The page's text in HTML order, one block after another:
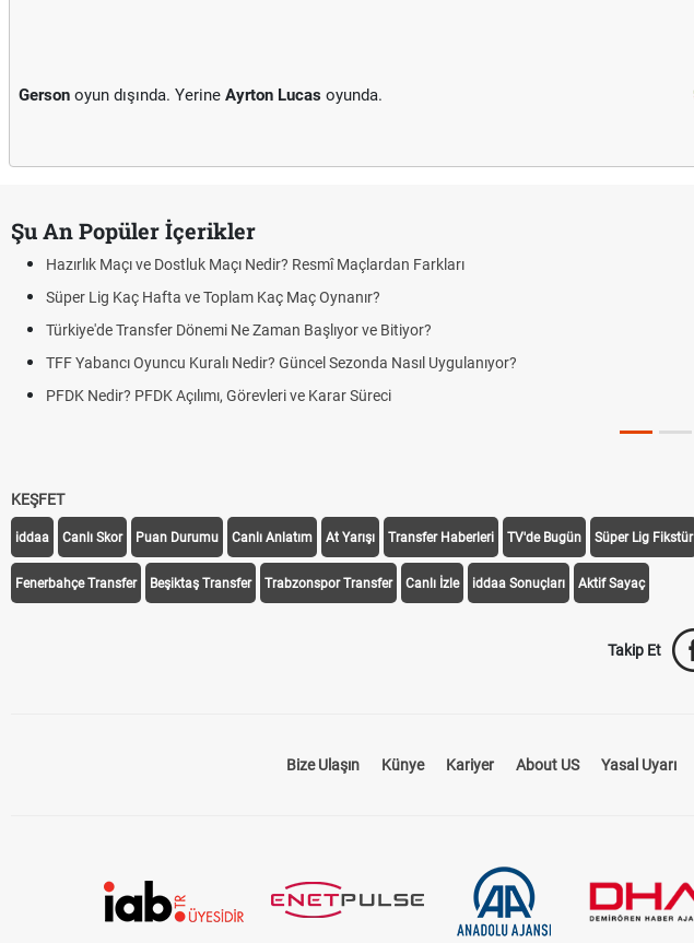
Gerson oyun dışında. Yerine Ayrton Lucas oyunda.
Şu An Popüler İçerikler
Hazırlık Maçı ve Dostluk Maçı Nedir? Resmî Maçlardan Farkları
Süper Lig Kaç Hafta ve Toplam Kaç Maç Oynanır?
Türkiye'de Transfer Dönemi Ne Zaman Başlıyor ve Bitiyor?
TFF Yabancı Oyuncu Kuralı Nedir? Güncel Sezonda Nasıl Uygulanıyor?
PFDK Nedir? PFDK Açılımı, Görevleri ve Karar Süreci
KEŞFET
iddaa Canlı Skor Puan Durumu Canlı Anlatım At Yarışı Transfer Haberleri TV'de Bugün Süper Lig Fikstür
Fenerbahçe Transfer Beşiktaş Transfer Trabzonspor Transfer Canlı İzle iddaa Sonuçları Aktif Sayaç
Takip Et
Bize Ulaşın Künye Kariyer About US Yasal Uyarı